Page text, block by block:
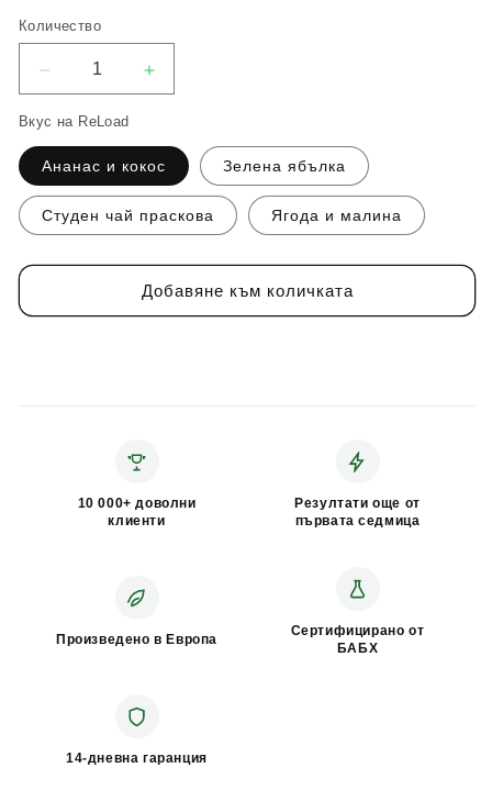
Количество
Количество
Намаляване
на
количеството
за
ReLoad
+
Fat
Blaster
STACK
Увеличаване
на
за
ReLoad
+
Fat
Blaster
STACK
Вкус на ReLoad
Ананас и кокос Зелена ябълка
Студен чай праскова Ягода и малина
Добавяне към количката
10 000+ доволни
клиенти
Резултати още от
първата седмица
Произведено в Европа
Сертифицирано от
БАБХ
14-дневна гаранция